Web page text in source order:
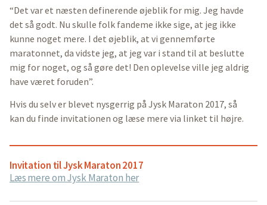
“Det var et næsten definerende øjeblik for mig. Jeg havde
det så godt. Nu skulle folk fandeme ikke sige, at jeg ikke
kunne noget mere. I det øjeblik, at vi gennemførte
maratonnet, da vidste jeg, at jeg var i stand til at beslutte
mig for noget, og så gøre det! Den oplevelse ville jeg aldrig
have været foruden”.
Hvis du selv er blevet nysgerrig på Jysk Maraton 2017, så
kan du finde invitationen og læse mere via linket til højre.
Invitation til Jysk Maraton 2017
Læs mere om Jysk Maraton her